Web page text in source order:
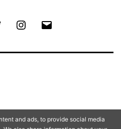
Twitter Instagram
and ads, to provide social media